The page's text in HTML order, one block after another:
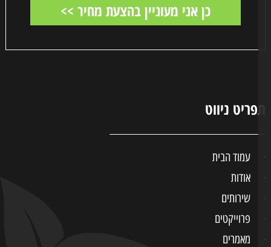
ניווט
עמוד הבית
אודות
שירותים
פרוייקטים
מאמרים